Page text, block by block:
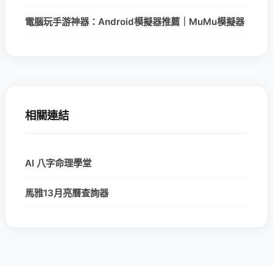
電腦玩手游神器：Android模擬器推薦｜MuMu模擬器
相關連結
AI 八字命理學堂
馬雅13月亮曆查詢器